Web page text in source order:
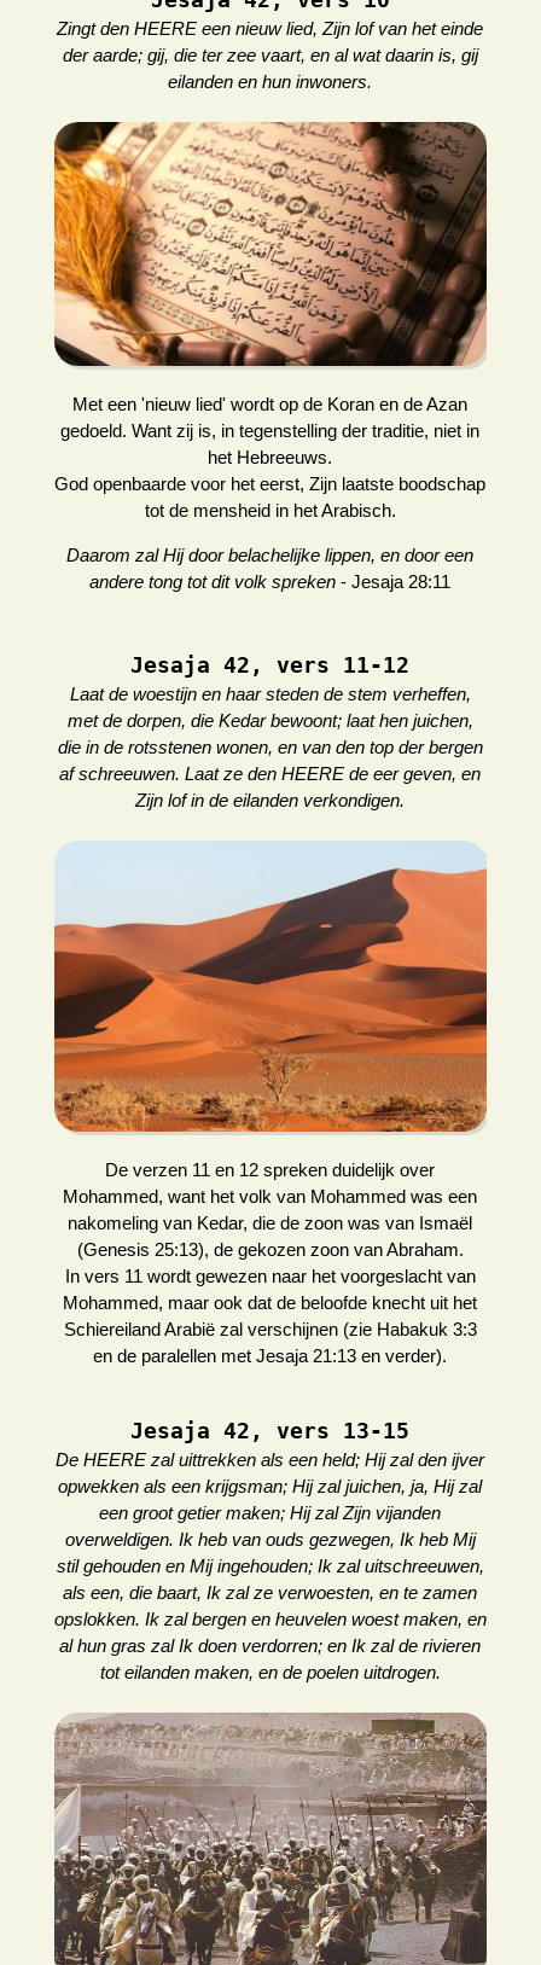
Zingt den HEERE een nieuw lied, Zijn lof van het einde
der aarde; gij, die ter zee vaart, en al wat daarin is, gij
eilanden en hun inwoners.
Met een 'nieuw lied' wordt op de Koran en de Azan
gedoeld. Want zij is, in tegenstelling der traditie, niet in
het Hebreeuws.
God openbaarde voor het eerst, Zijn laatste boodschap
tot de mensheid in het Arabisch.
Daarom zal Hij door belachelijke lippen, en door een
andere tong tot dit volk spreken - Jesaja 28:11
Jesaja 42, vers 11-12
Laat de woestijn en haar steden de stem verheffen,
met de dorpen, die Kedar bewoont; laat hen juichen,
die in de rotsstenen wonen, en van den top der bergen
af schreeuwen. Laat ze den HEERE de eer geven, en
Zijn lof in de eilanden verkondigen.
De verzen 11 en 12 spreken duidelijk over
Mohammed, want het volk van Mohammed was een
nakomeling van Kedar, die de zoon was van Ismaël
(Genesis 25:13), de gekozen zoon van Abraham.
In vers 11 wordt gewezen naar het voorgeslacht van
Mohammed, maar ook dat de beloofde knecht uit het
Schiereiland Arabië zal verschijnen (zie Habakuk 3:3
en de paralellen met Jesaja 21:13 en verder).
Jesaja 42, vers 13-15
De HEERE zal uittrekken als een held; Hij zal den ijver
opwekken als een krijgsman; Hij zal juichen, ja, Hij zal
een groot getier maken; Hij zal Zijn vijanden
overweldigen. Ik heb van ouds gezwegen, Ik heb Mij
stil gehouden en Mij ingehouden; Ik zal uitschreeuwen,
als een, die baart, Ik zal ze verwoesten, en te zamen
opslokken. Ik zal bergen en heuvelen woest maken, en
al hun gras zal Ik doen verdorren; en Ik zal de rivieren
tot eilanden maken, en de poelen uitdrogen.